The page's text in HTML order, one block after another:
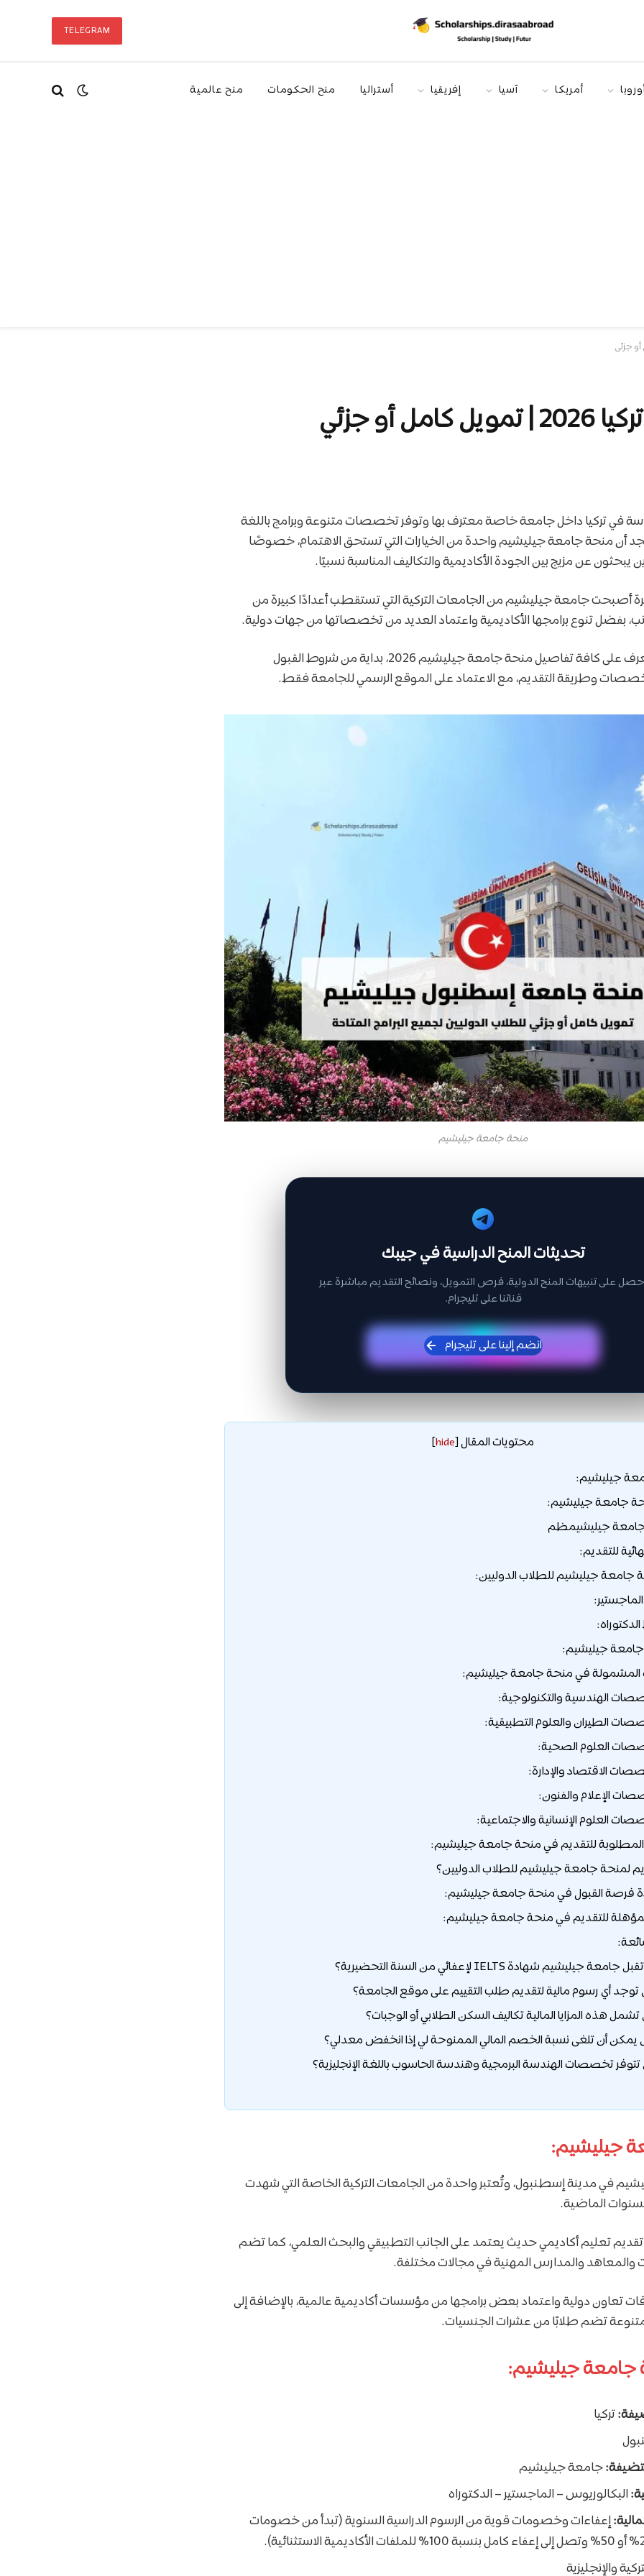
TELEGRAM
أمريكا آسيا إفريقيا أستراليا منح الحكومات منح عالمية
جزئي
في تركيا داخل جامعة خاصة معترف بها وتوفر تخصصات متنوعة وبرامج باللغة
ستجد أن منحة جامعة جيليشيم واحدة من الخيارات التي تستحق الاهتمام، خصوصًا
يبحثون عن مزيج بين الجودة الأكاديمية والتكاليف المناسبة نسبيًا.
أصبحت جامعة جيليشيم من الجامعات التركية التي تستقطب أعدادًا كبيرة من
بفضل تنوع برامجها الأكاديمية واعتماد العديد من تخصصاتها من جهات دولية.
وفي هذا الدليل ستتعرف على كافة تفاصيل منحة جامعة جيليشيم 2026، بداية من شروط القبول
وطريقة التقديم، مع الاعتماد على الموقع الرسمي للجامعة فقط.
منحة جامعة جيليشيم
تحديثات المنح الدراسية في جيبك
على تنبيهات المنح الدولية، فرص التمويل، ونصائح التقديم مباشرة عبر
قناتنا على تليجرام.
انضم إلينا على تليجرام
محتويات المقال [
hide
]
جيليشيم:
جامعة جيليشيم:
جامعة جيليشيمظم
للتقديم:
جيليشيم للطلاب الدوليين:
جيليشيم:
في منحة جامعة جيليشيم:
للتقديم في منحة جامعة جيليشيم:
لمنحة جامعة جيليشيم للطلاب الدوليين؟
فرصة القبول في منحة جامعة جيليشيم:
للتقديم في منحة جامعة جيليشيم:
جيليشيم:
في مدينة إسطنبول، وتُعتبر واحدة من الجامعات التركية الخاصة التي شهدت
الماضية.
تعليم أكاديمي حديث يعتمد على الجانب التطبيقي والبحث العلمي، كما تضم
والمعاهد والمدارس المهنية في مجالات مختلفة.
تعاون دولية واعتماد بعض برامجها من مؤسسات أكاديمية عالمية، بالإضافة إلى
تضم طلابًا من عشرات الجنسيات.
جامعة جيليشيم:
تركيا
جامعة جيليشيم
البكالوريوس – الماجستير – الدكتوراه
إعفاءات وخصومات قوية من الرسوم الدراسية السنوية (تبدأ من خصومات
والإنجليزية